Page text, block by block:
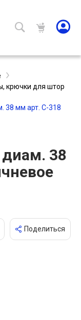
крючки для штор
38 мм арт. С-318
диам. 38
Поделиться